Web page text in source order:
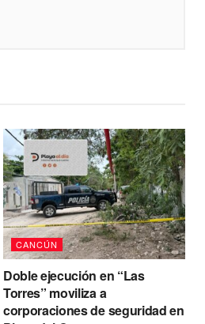
CANCÚN
Doble ejecución en “Las
Torres” moviliza a
corporaciones de seguridad en